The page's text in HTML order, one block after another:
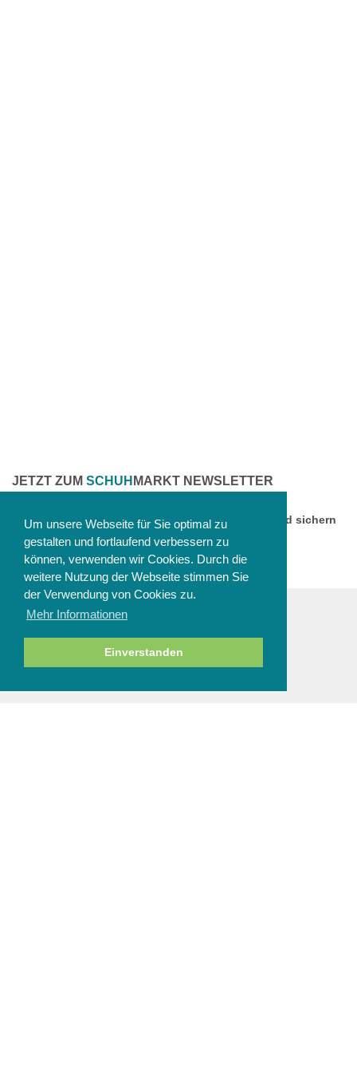
Um unsere Webseite für Sie optimal zu
gestalten und fortlaufend verbessern zu
können, verwenden wir Cookies. Durch die
weitere Nutzung der Webseite stimmen Sie
der Verwendung von Cookies zu.
Mehr Informationen
Einverstanden
JETZT ZUM SCHUH MARKT NEWSLETTER
Melden Sie sich jetzt zu unserem Newsletter an und sichern
Sie sich einen 10% Gutschein!
ZAHLUNGSARTEN